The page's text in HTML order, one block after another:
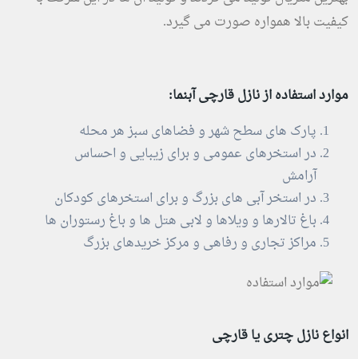
کیفیت بالا همواره صورت می گیرد.
موارد استفاده از نازل قارچی آبنما:
پارک های سطح شهر و فضاهای سبز هر محله
در استخرهای عمومی و برای زیبایی و احساس
آرامش
در استخر آبی های بزرگ و برای استخرهای کودکان
باغ تالارها و ویلاها و لابی هتل ها و باغ رستوران ها
مراکز تجاری و رفاهی و مرکز خریدهای بزرگ
انواع نازل چتری یا قارچی